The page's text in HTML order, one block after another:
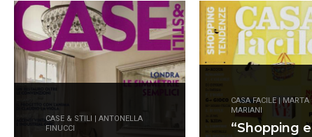
CASE & STILI | ANTONELLA
FINUCCI
CASA FACILE | MARTA
MARIANI
“Shopping e